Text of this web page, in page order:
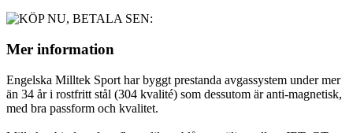
Mer information
Engelska Milltek Sport har byggt prestanda avgassystem under mer
än 34 år i rostfritt stål (304 kvalité) som dessutom är anti-magnetisk,
med bra passform och kvalitet.